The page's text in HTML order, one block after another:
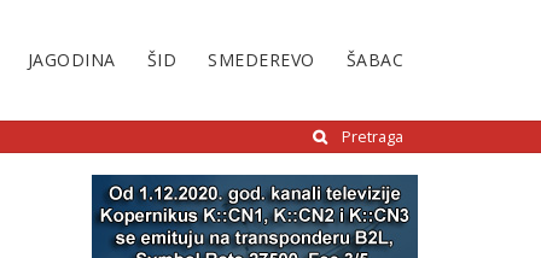
JAGODINA ŠID SMEDEREVO ŠABAC
Pretraga